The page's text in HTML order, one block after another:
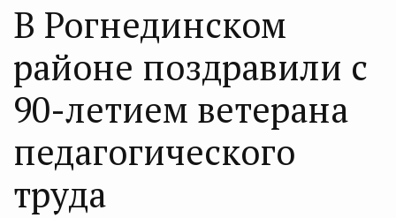
В Рогнединском
районе поздравили с
90-летием ветерана
педагогического
труда